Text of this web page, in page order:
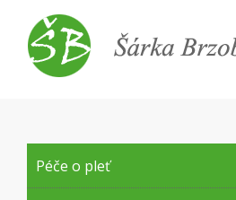
Péče o pleť